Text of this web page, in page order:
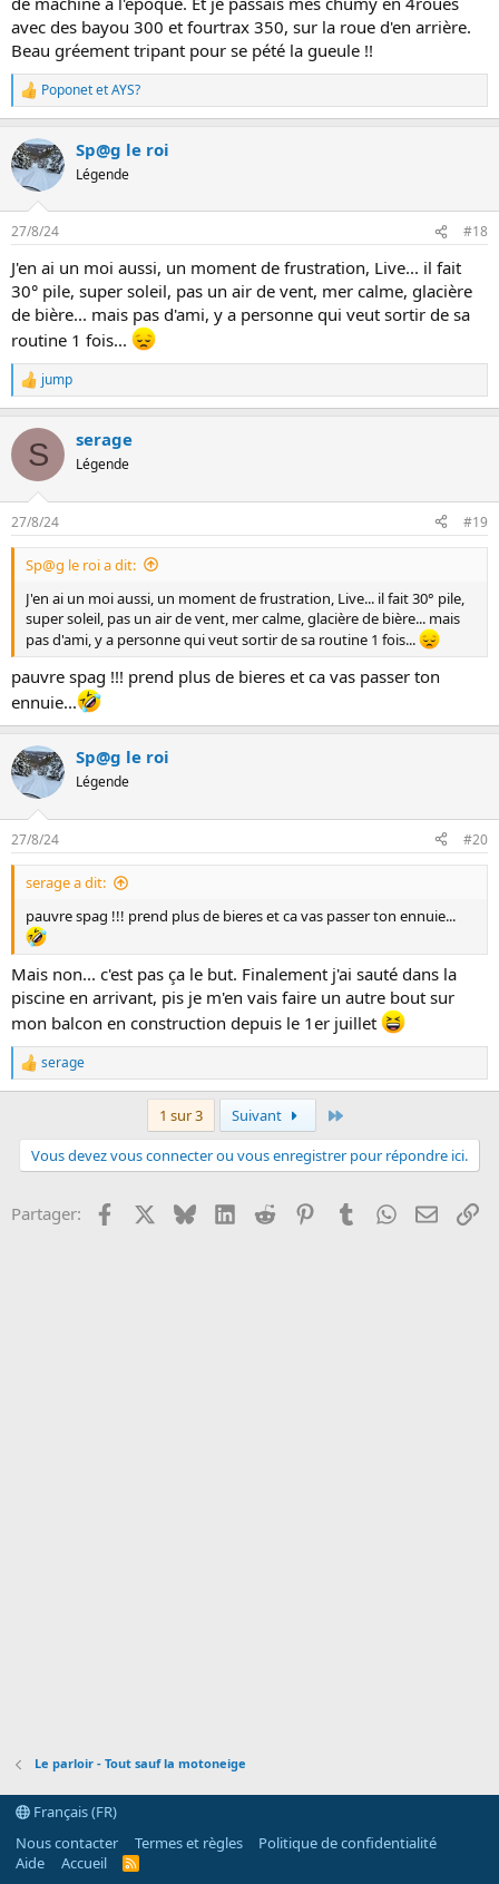
avec des bayou 300 et fourtrax 350, sur la roue d'en arrière.
Beau gréement tripant pour se pété la gueule !!
L
e
r
é
a
i
n
s
:
PoponetetAYS?
Sp@g le roi
Légende
27/8/24 #18
J'en ai un moi aussi, un moment de frustration, Live... il fait
30° pile, super soleil, pas un air de vent, mer calme, glacière
de bière... mais pas d'ami, y a personne qui veut sortir de sa
routine 1 fois...
L
e
r
a
i
o
n
jump
S serage
Légende
27/8/24 #19
Sp@g le roi a dit:
J'en ai un moi aussi, un moment de frustration, Live... il fait 30° pile,
super soleil, pas un air de vent, mer calme, glacière de bière... mais
pas d'ami, y a personne qui veut sortir de sa routine 1 fois...
pauvre spag !!! prend plus de bieres et ca vas passer ton
ennuie...
Sp@g le roi
Légende
27/8/24 #20
serage a dit:
pauvre spag !!! prend plus de bieres et ca vas passer ton ennuie...
Mais non... c'est pas ça le but. Finalement j'ai sauté dans la
piscine en arrivant, pis je m'en vais faire un autre bout sur
mon balcon en construction depuis le 1er juillet
L
e
é
c
i
serage
1 sur 3 Suivant
Vous devez vous connecter ou vous enregistrer pour répondre ici.
Partager: Facebook BlueskyLinkedInReddit PinterestTumblrWhatsApp
Email
Le parloir - Tout sauf la motoneige
Français (FR)
Nous contacter
Termes et règles
Politique de confidentialité
Aide
Accueil
R